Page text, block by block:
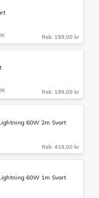
Rek: 199,00 kr
Rek: 199,00 kr
60W 2m Svart
Rek: 419,00 kr
60W 1m Svart